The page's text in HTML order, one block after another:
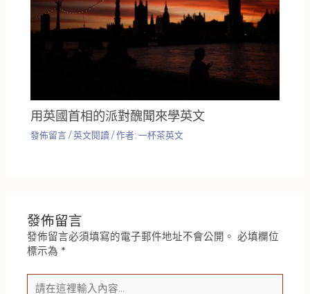
用英國首相的派對醜聞來學英文
發佈留言 /英文閱讀 / 作者:一杯茶英文
發佈留言
發佈留言必須填寫的電子郵件地址不會公開。 必填欄位
標示為 *